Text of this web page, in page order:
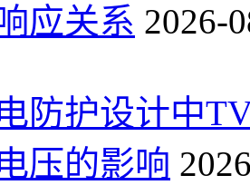
应关系 2026-
防护设计中
压的影响